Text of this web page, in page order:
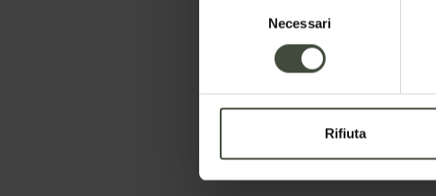
Necessari
Rifiuta